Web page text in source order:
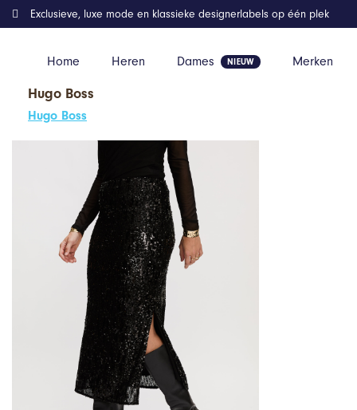
Home Heren Dames Merken
Exclusieve, luxe mode en klassieke designerlabels op één plek
Hugo Boss
Hugo Boss
Home Kleding